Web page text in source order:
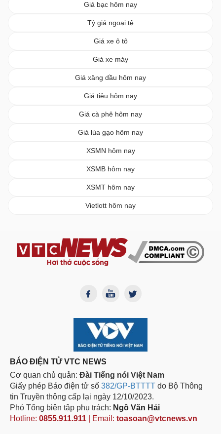
Giá bạc hôm nay
Tỷ giá ngoại tệ
Giá xe ô tô
Giá xe máy
Giá xăng dầu hôm nay
Giá tiêu hôm nay
Giá cà phê hôm nay
Giá lúa gạo hôm nay
XSMN hôm nay
XSMB hôm nay
XSMT hôm nay
Vietlott hôm nay
BÁO ĐIỆN TỬ VTC NEWS
Cơ quan chủ quản: Đài Tiếng nói Việt Nam
Giấy phép Báo điện tử số 382/GP-BTTTT do Bộ Thông
tin Truyền thông cấp lại ngày 12/10/2023.
Phó Tổng biên tập phụ trách: Ngô Văn Hải
Hotline: 0855.911.911 | Email: toasoan@vtcnews.vn